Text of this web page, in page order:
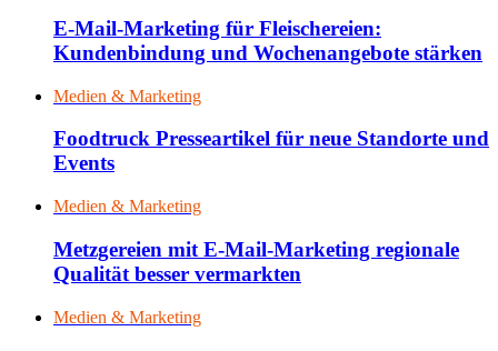
E-Mail-Marketing für Fleischereien:
Kundenbindung und Wochenangebote stärken
Medien & Marketing
Foodtruck Presseartikel für neue Standorte und
Events
Medien & Marketing
Metzgereien mit E-Mail-Marketing regionale
Qualität besser vermarkten
Medien & Marketing